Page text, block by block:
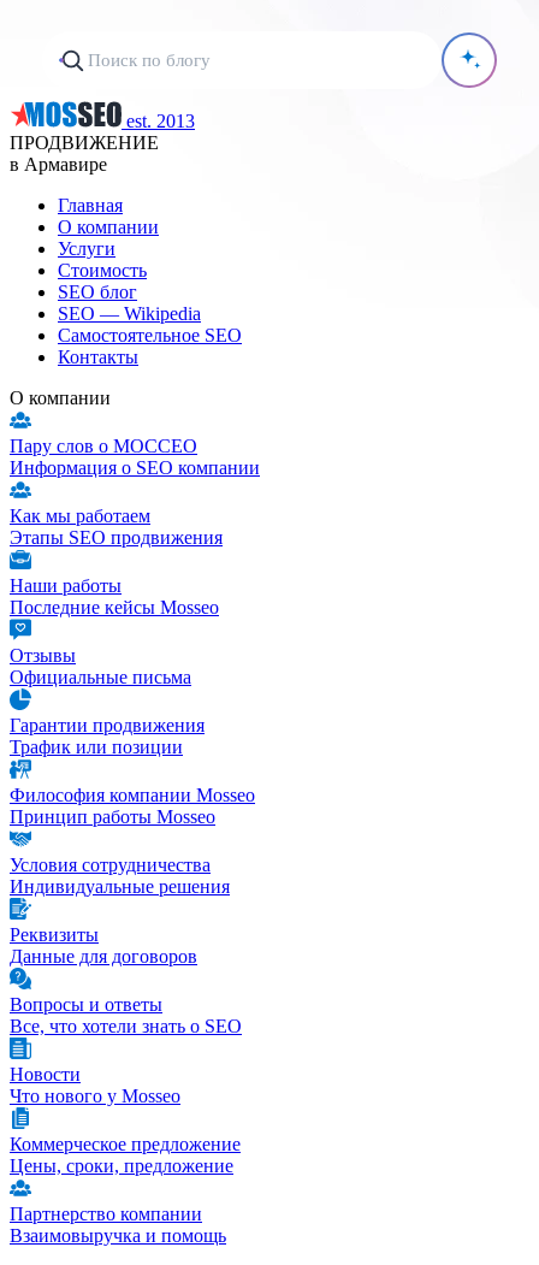
est. 2013
ПРОДВИЖЕНИЕ
в Армавире
Главная
О компании
Услуги
Стоимость
SEO блог
SEO — Wikipedia
Самостоятельное SEO
Контакты
О компании
Пару слов о МОССЕО
Информация о SEO компании
Как мы работаем
Этапы SEO продвижения
Наши работы
Последние кейсы Mosseo
Отзывы
Официальные письма
Гарантии продвижения
Трафик или позиции
Философия компании Mosseo
Принцип работы Mosseo
Условия сотрудничества
Индивидуальные решения
Реквизиты
Данные для договоров
Вопросы и ответы
Все, что хотели знать о SEO
Новости
Что нового у Mosseo
Коммерческое предложение
Цены, сроки, предложение
Партнерство компании
Взаимовыручка и помощь